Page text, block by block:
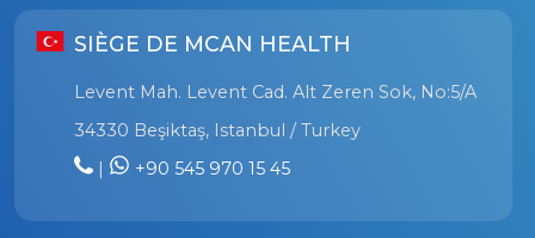
SIÈGE DE MCAN HEALTH
Levent Mah. Levent Cad. Alt Zeren Sok, No:5/A
34330 Beşiktaş, Istanbul / Turkey
|
+90 545 970 15 45